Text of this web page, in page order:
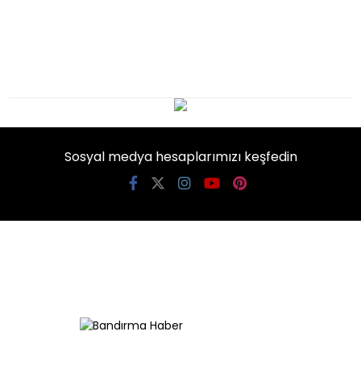
Sosyal medya hesaplarımızı keşfedin